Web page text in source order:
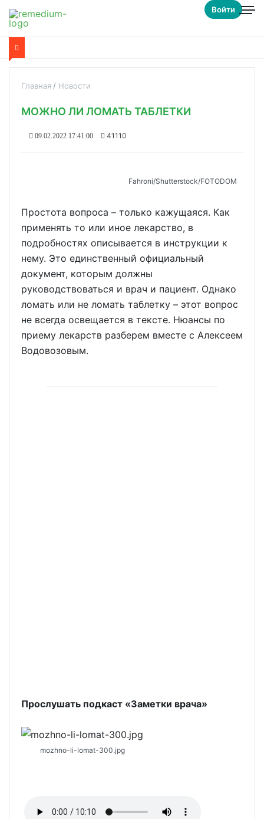
Войти
Главная Новости
МОЖНО ЛИ ЛОМАТЬ ТАБЛЕТКИ
09.02.2022 17:41:00 41110
Fahroni/Shutterstoсk/FOTODOM
Простота вопроса – только кажущаяся. Как
применять то или иное лекарство, в
подробностях описывается в инструкции к
нему. Это единственный официальный
документ, которым должны
руководствоваться и врач и пациент. Однако
ломать или не ломать таблетку – этот вопрос
не всегда освещается в тексте. Нюансы по
приему лекарств разберем вместе с Алексеем
Водовозовым.
Прослушать подкаст «Заметки врача»
mozhno-li-lomat-300.jpg